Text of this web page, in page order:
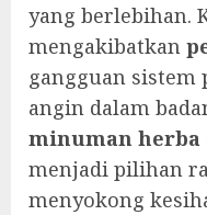
yang berlebihan.
mengakibatkan
gangguan sistem
angin dalam
minuman herba
menjadi pilihan
menyokong